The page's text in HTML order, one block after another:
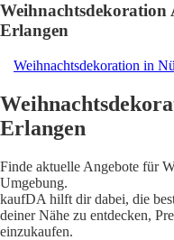
Weihnachtsdekoration
Erlangen
Weihnachtsdekoration in
Erlangen
Finde aktuelle Angebote für
Umgebung.
kaufDA hilft dir dabei, die
deiner Nähe zu entdecken,
einzukaufen.